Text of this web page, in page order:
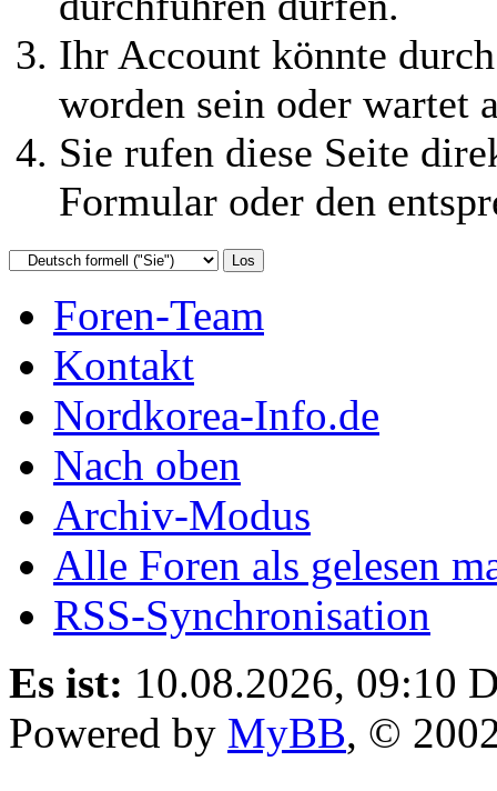
Ihr Account könnte
worden sein oder wartet
Sie rufen diese Seite
Formular oder den
Foren-Team
Kontakt
Nordkorea-Info.de
Nach oben
Archiv-Modus
Alle Foren als gelesen
RSS-Synchronisation
Es ist: 10.08.2026, 09:10
Powered by MyBB, ©